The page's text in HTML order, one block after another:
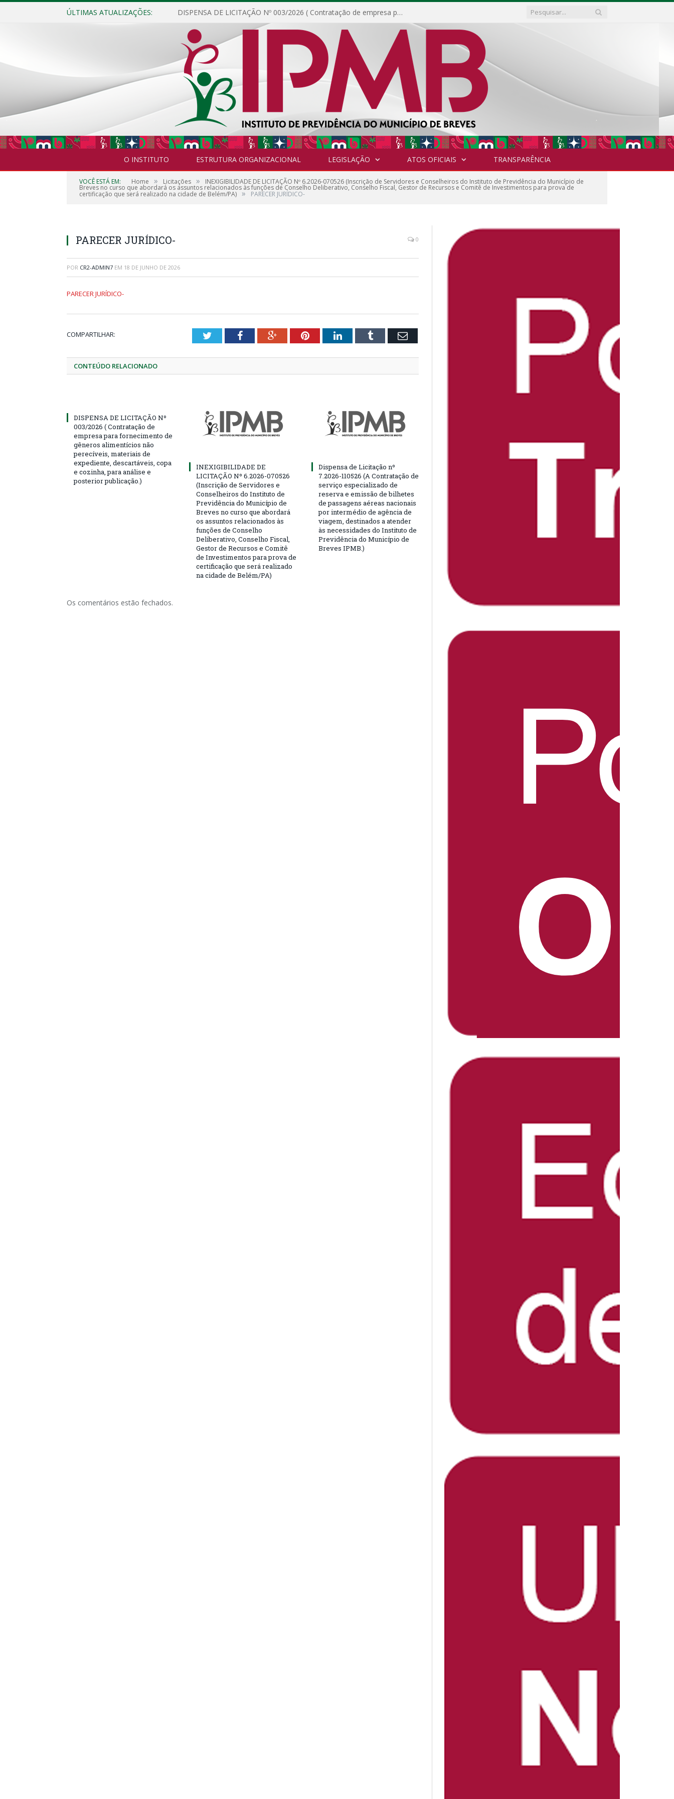
ÚLTIMAS ATUALIZAÇÕES: DISPENSA DE LICITAÇÃO Nº 003/2026 ( Contratação de empresa para fornecimento de gêneros alimentícios não perecíveis, materiais de expediente, descartáveis, copa e cozinha, para análise e posterior publicação.)
O INSTITUTO ESTRUTURA ORGANIZACIONAL LEGISLAÇÃO ATOS OFICIAIS TRANSPARÊNCIA
VOCÊ ESTÁ EM: Home » Licitações » INEXIGIBILIDADE DE LICITAÇÃO Nº 6.2026-070526 (Inscrição de Servidores e Conselheiros do Instituto de Previdência do Município de
Breves no curso que abordará os assuntos relacionados às funções de Conselho Deliberativo, Conselho Fiscal, Gestor de Recursos e Comitê de Investimentos para prova de
certificação que será realizado na cidade de Belém/PA) » PARECER JURÍDICO-
PARECER JURÍDICO- 0
POR CR2-ADMIN7 EM 18 DE JUNHO DE 2026
PARECER JURÍDICO-
COMPARTILHAR: TwitterFacebookGoogle+PinterestLinkedInTumblr Email
CONTEÚDO RELACIONADO
DISPENSA DE LICITAÇÃO Nº
003/2026 ( Contratação de
empresa para fornecimento de
gêneros alimentícios não
perecíveis, materiais de
expediente, descartáveis, copa
e cozinha, para análise e
posterior publicação.)
INEXIGIBILIDADE DE
LICITAÇÃO Nº 6.2026-070526
(Inscrição de Servidores e
Conselheiros do Instituto de
Previdência do Município de
Breves no curso que abordará
os assuntos relacionados às
funções de Conselho
Deliberativo, Conselho Fiscal,
Gestor de Recursos e Comitê
de Investimentos para prova de
certificação que será realizado
na cidade de Belém/PA)
Dispensa de Licitação nº
7.2026-110526 (A Contratação de
serviço especializado de
reserva e emissão de bilhetes
de passagens aéreas nacionais
por intermédio de agência de
viagem, destinados a atender
às necessidades do Instituto de
Previdência do Município de
Breves IPMB.)
Os comentários estão fechados.